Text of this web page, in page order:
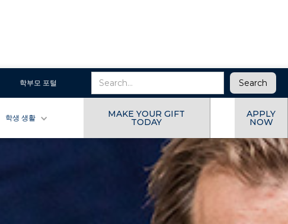
학부모 포털
학생 생활 MAKE YOUR GIFT
TODAY
APPLY
NOW